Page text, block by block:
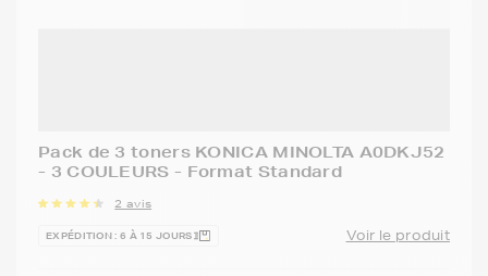
Pack de 3 toners KONICA MINOLTA A0DKJ52
- 3 COULEURS - Format Standard
2 avis
EXPÉDITION : 6 À 15 JOURS Voir le produit